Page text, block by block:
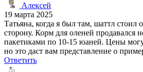
Алексей
19 марта 2025
Татьяна, когда я был там, шаттл стоил
сторону. Корм для оленей продавался
пакетиками по 10-15 юаней. Цены
но это даст вам представление о
Ответить